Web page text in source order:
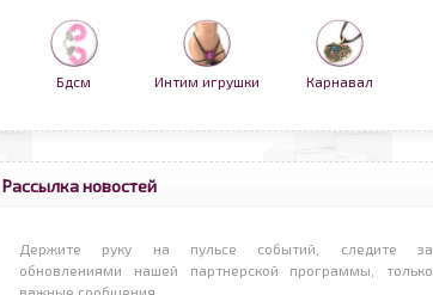
Бдсм Интим игрушки Карнавал
Рассылка новостей
Держите руку на пульсе событий, следите за
обновлениями нашей партнерской программы, только
важные сообщения.